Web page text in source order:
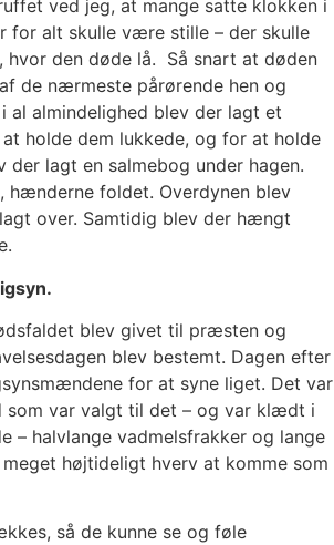
ved jeg, at mange satte klokken i
for alt skulle være stille – der skulle
den døde lå. Så snart at døden
de nærmeste pårørende hen og
al almindelighed blev der lagt et
holde dem lukkede, og for at holde
der lagt en salmebog under hagen.
hænderne foldet. Overdynen blev
over. Samtidig blev der hængt
blev givet til præsten og
blev bestemt. Dagen efter
for at syne liget. Det var
som var valgt til det – og var klædt i
– halvlange vadmelsfrakker og lange
højtideligt hverv at komme som
så de kunne se og føle